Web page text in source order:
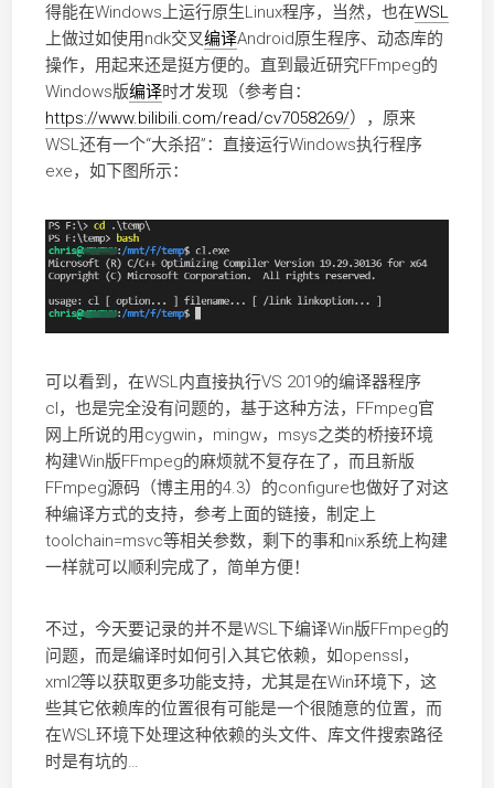
得能在Windows上运行原生Linux程序，当然，也在WSL
上做过如使用ndk交叉编译Android原生程序、动态库的
操作，用起来还是挺方便的。直到最近研究FFmpeg的
Windows版编译时才发现（参考自：
https://www.bilibili.com/read/cv7058269/），原来
WSL还有一个“大杀招”：直接运行Windows执行程序
exe，如下图所示：
可以看到，在WSL内直接执行VS 2019的编译器程序
cl，也是完全没有问题的，基于这种方法，FFmpeg官
网上所说的用cygwin，mingw，msys之类的桥接环境
构建Win版FFmpeg的麻烦就不复存在了，而且新版
FFmpeg源码（博主用的4.3）的configure也做好了对这
种编译方式的支持，参考上面的链接，制定上
toolchain=msvc等相关参数，剩下的事和nix系统上构建
一样就可以顺利完成了，简单方便！
不过，今天要记录的并不是WSL下编译Win版FFmpeg的
问题，而是编译时如何引入其它依赖，如openssl，
xml2等以获取更多功能支持，尤其是在Win环境下，这
些其它依赖库的位置很有可能是一个很随意的位置，而
在WSL环境下处理这种依赖的头文件、库文件搜索路径
时是有坑的…